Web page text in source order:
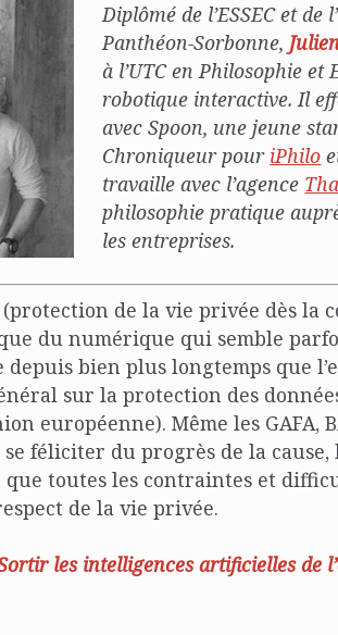
Diplômé de l’ESSEC et de
Panthéon-Sorbonne,
à l’UTC en Philosophie et
robotique interactive. Il
avec Spoon, une jeune
Chroniqueur pour iPhilo
travaille avec l’agence
philosophie pratique
les entreprises.
(protection de la vie privée dès la
du numérique qui semble
depuis bien plus longtemps que
sur la protection des
européenne). Même les GAFA,
se féliciter du progrès de la
que toutes les contraintes et
de la vie privée.
les intelligences artificielles de